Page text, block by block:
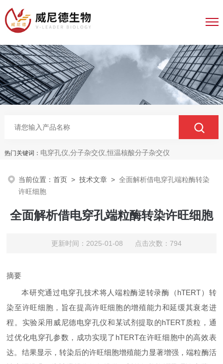
热门关键词： 电穿孔仪,分子杂交仪,恒温核酸分子杂交仪
当前位置：首页 >技术文章 >全面解析借电穿孔端粒酶转染
许旺细胞
全面解析借电穿孔端粒酶转染许旺细胞
更新时间：2025-01-08 点击次数：794
摘要
本研究通过电穿孔技术将人端粒酶逆转录酶（hTERT）转
染至许旺细胞，旨在提高许旺细胞的增殖能力和延缓其衰老进
程。实验采用威尼德电穿孔仪和某试剂提取的hTERT质粒，通
过优化电穿孔参数，成功实现了hTERT在许旺细胞中的高效表
达。结果显示，转染后的许旺细胞增殖能力显著增强，端粒酶活